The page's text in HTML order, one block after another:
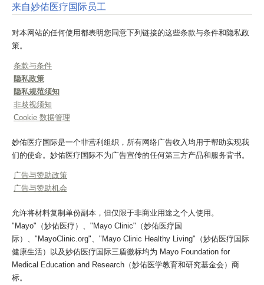
来自妙佑医疗国际员工
对本网站的任何使用都表明您同意下列链接的这些条款与条件和隐私政
策。
条款与条件
隐私政策
隐私规范须知
非歧视须知
Cookie 数据管理
妙佑医疗国际是一个非营利组织，所有网络广告收入均用于帮助实现我
们的使命。妙佑医疗国际不为广告宣传的任何第三方产品和服务背书。
广告与赞助政策
广告与赞助机会
允许将材料复制单份副本，但仅限于非商业用途之个人使用。
"Mayo"（妙佑医疗）、"Mayo Clinic"（妙佑医疗国
际）、"MayoClinic.org"、"Mayo Clinic Healthy Living"（妙佑医疗国际
健康生活）以及妙佑医疗国际三盾徽标均为 Mayo Foundation for
Medical Education and Research（妙佑医学教育和研究基金会）商
标。